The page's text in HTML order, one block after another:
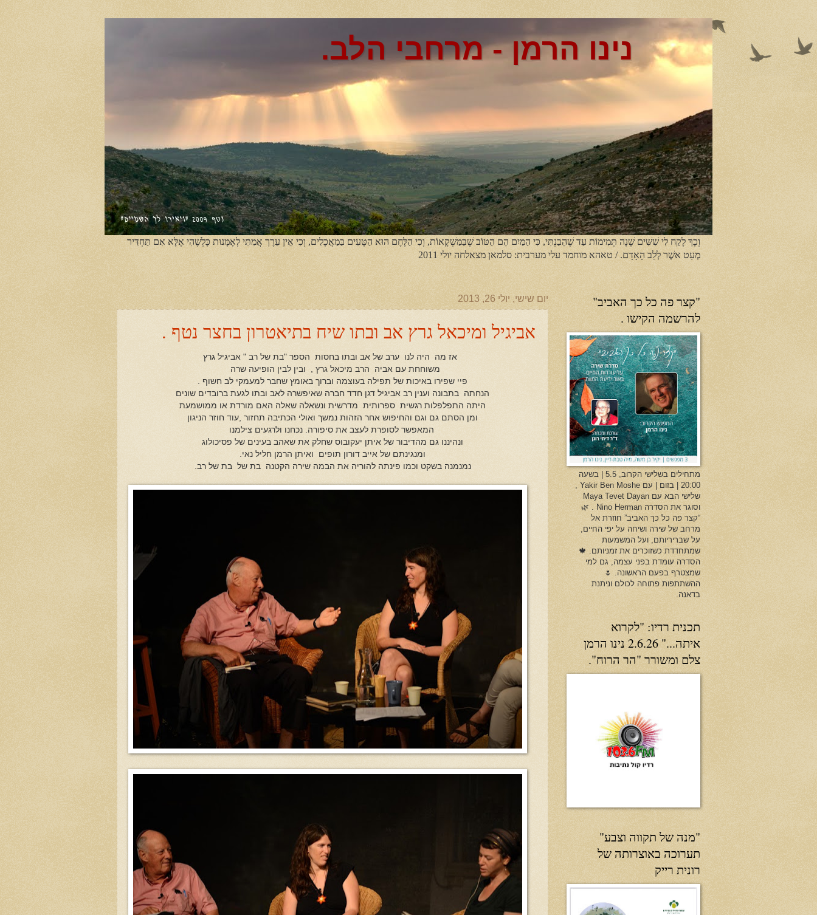
נינו הרמן - מרחבי הלב.
וְכָךְ לָקַח לִי שִׁשִּׁים שָׁנָה תְּמִימוֹת עַד שֶׁהֵבַנְתִּי, כִּי הַמַּיִם הֵם הַטּוֹב שֶׁבַּמַּשְׁקָאוֹת, וְכִי הַלֶּחֶם הוּא הַטָּעִים בַּמַאֲכָלִים, וְכִי אֵין עֵרֶך אֲמִתִּי לְאָמָּנוּת כָּלְשֶׁהִי אֶלָּא אִם תַּחְדִּיר
מְעַט אשֶׁר לְלֵב הָאָדָם. / טאהא מוחמד עלי מערבית: סלמאן מצאלחה יולי 2011
יום שישי, יולי 26, 2013
אביגיל ומיכאל גרץ אב ובתו שיח בתיאטרון בחצר נטף .
אז מה היה לנו ערב של אב ובתו בחסות הספר "בת של רב " אביגיל גרץ
משוחחת עם אביה הרב מיכאל גרץ , ובין לבין הופיעה שרה
פיי שפירו באיכות של תפילה בעוצמה וברוך באומץ שחבר למעמקי לב חשוף .
הנחתה בתבונה וענין רב אביגיל דגן חדד חברה שאיפשרה לאב ובתו לגעת ברובדים שונים
היתה התפלפלות רגשית ספרותית מדרשית ונשאלה שאלה האם מורדת או ממושמעת
ומן הסתם גם וגם והחיפוש אחר הזהות נמשך ואולי הכתיבה תחזור ,עוד חוזר הניגון
המאפשר לסופרת לעצב את סיפורה. נכחנו ולרגעים צילמנו
ונהיננו גם מהדיבור של איתן יעקובוס שחלק את שאהב בעינים של פסיכולוג
ומנגינתם של אייב דורון תופים ואיתן הרמן חליל נאי.
נמנמנה בשקט וכמו פינתה להוריה את הבמה שירה הקטנה בת של בת של רב.
"קצר פה כל כך האביב"
להרשמה הקישו .
מתחילים בשלישי הקרוב, 5.5 | בשעה
20:00 | בזום | עם Yakir Ben Moshe ,
שלישי הבא עם Maya Tevet Dayan
וסוגר את הסדרה Nino Herman . 🌿
“קצר פה כל כך האביב” חוזרת אל
מרחב של שירה ושיחה על יפי החיים,
על שבריריותם, ועל המשמעות
שמתחדדת כשזוכרים את זמניותם. 🍁
הסדרה עומדת בפני עצמה, גם למי
שמצטרף בפעם הראשונה. 🌷
ההשתתפות פתוחה לכולם וניתנת
בדאנה.
תכנית רדיו: "לקרוא
איתה..." 2.6.26 נינו הרמן
צלם ומשורר "הר הרוח".
"מנה של תקווה וצבע"
תערוכה באוצרותה של
רונית רייק